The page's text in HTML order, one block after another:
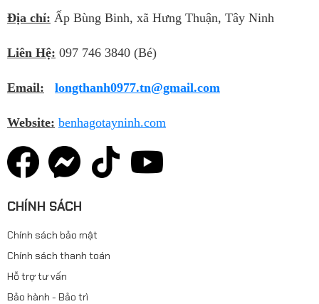
Địa chỉ: Ấp Bùng Binh, xã Hưng Thuận, Tây Ninh
Liên Hệ: 097 746 3840 (Bé)
Email: longthanh0977.tn@gmail.com
Website: benhagotayninh.com
CHÍNH SÁCH
Chính sách bảo mật
Chính sách thanh toán
Hỗ trợ tư vấn
Bảo hành - Bảo trì